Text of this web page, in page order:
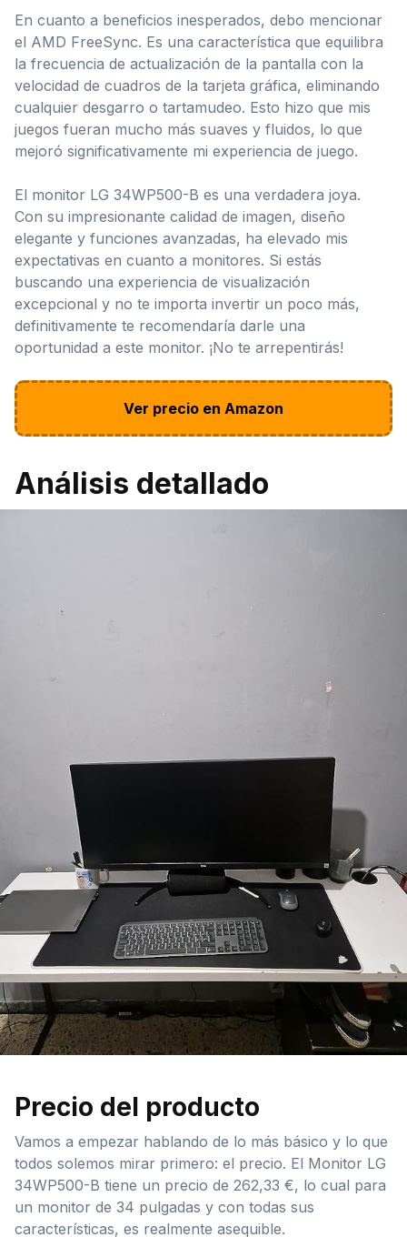
En cuanto a beneficios inesperados, debo mencionar
el AMD FreeSync. Es una característica que equilibra
la frecuencia de actualización de la pantalla con la
velocidad de cuadros de la tarjeta gráfica, eliminando
cualquier desgarro o tartamudeo. Esto hizo que mis
juegos fueran mucho más suaves y fluidos, lo que
mejoró significativamente mi experiencia de juego.
El monitor LG 34WP500-B es una verdadera joya.
Con su impresionante calidad de imagen, diseño
elegante y funciones avanzadas, ha elevado mis
expectativas en cuanto a monitores. Si estás
buscando una experiencia de visualización
excepcional y no te importa invertir un poco más,
definitivamente te recomendaría darle una
oportunidad a este monitor. ¡No te arrepentirás!
Ver precio en Amazon
Análisis detallado
Precio del producto
Vamos a empezar hablando de lo más básico y lo que
todos solemos mirar primero: el precio. El Monitor LG
34WP500-B tiene un precio de 262,33 €, lo cual para
un monitor de 34 pulgadas y con todas sus
características, es realmente asequible.